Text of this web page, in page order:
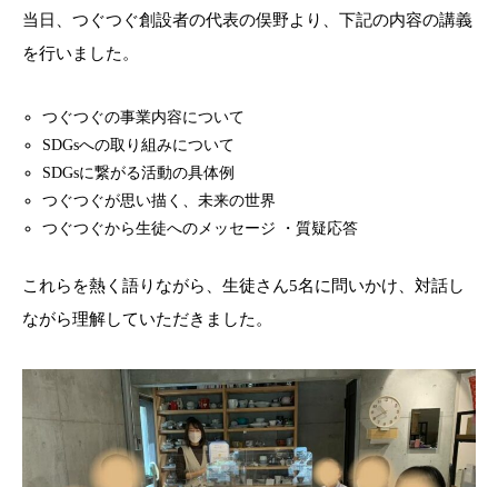
当日、つぐつぐ創設者の代表の俣野より、下記の内容の講義
を行いました。
つぐつぐの事業内容について
SDGsへの取り組みについて
SDGsに繋がる活動の具体例
つぐつぐが思い描く、未来の世界
つぐつぐから生徒へのメッセージ ・質疑応答
これらを熱く語りながら、生徒さん5名に問いかけ、対話し
ながら理解していただきました。